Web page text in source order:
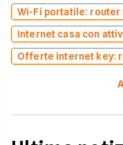
Wi-Fi portatile: router
Internet casa con
Offerte internet key: